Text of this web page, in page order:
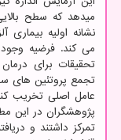
میدهد که سطح
نشانه اولیه
می کند. فرضیه
تحقیقات برای
تجمع پروتئین های
عامل اصلی تخریب
پژوهشگران در این